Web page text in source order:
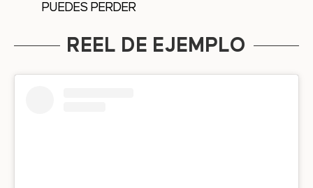
PUEDES PERDER
REEL DE EJEMPLO